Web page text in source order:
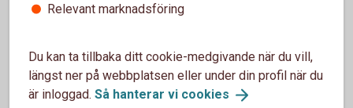
I dagsläget går det att lägga till transaktionskonton
hos dessa banker:
Relevant marknadsföring
Du kan ta tillbaka ditt cookie-medgivande när du vill,
längst ner på webbplatsen eller under din profil när du
är inloggad. Så hanterar vi cookies